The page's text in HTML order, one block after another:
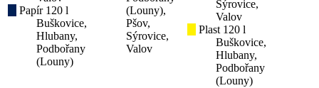
Papír 120 l
Buškovice,
Hlubany,
Podbořany
(Louny)
(Louny),
Pšov,
Sýrovice,
Valov
Sýrovice,
Valov
Plast 120 l
Buškovice,
Hlubany,
Podbořany
(Louny)